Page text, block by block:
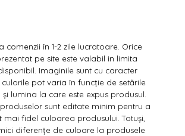
comenzii în 1-2 zile lucratoare. Orice
pe site este valabil in limita
Imaginile sunt cu caracter
pot varia în funcție de setările
lumina la care este expus produsul.
sunt editate minim pentru a
mai fidel culoarea produsului. Totuși,
diferențe de culoare la produsele